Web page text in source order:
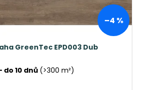
–4 %
GreenTec EPD003 Dub
10 dnů (>300 m²)